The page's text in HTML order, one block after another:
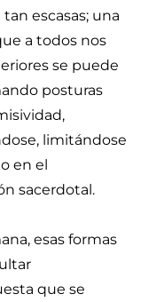
escasas; una
a todos nos
se puede
posturas
limitándose
en el
sacerdotal.
esas formas
que se